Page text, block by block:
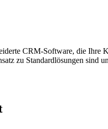
CRM-Software, die Ihre
zu Standardlösungen sind